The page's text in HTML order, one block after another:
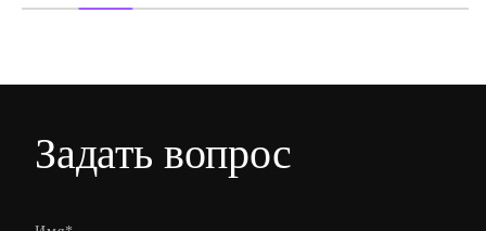
Задать вопрос